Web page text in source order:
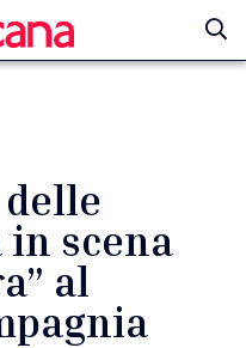
delle
scena
al